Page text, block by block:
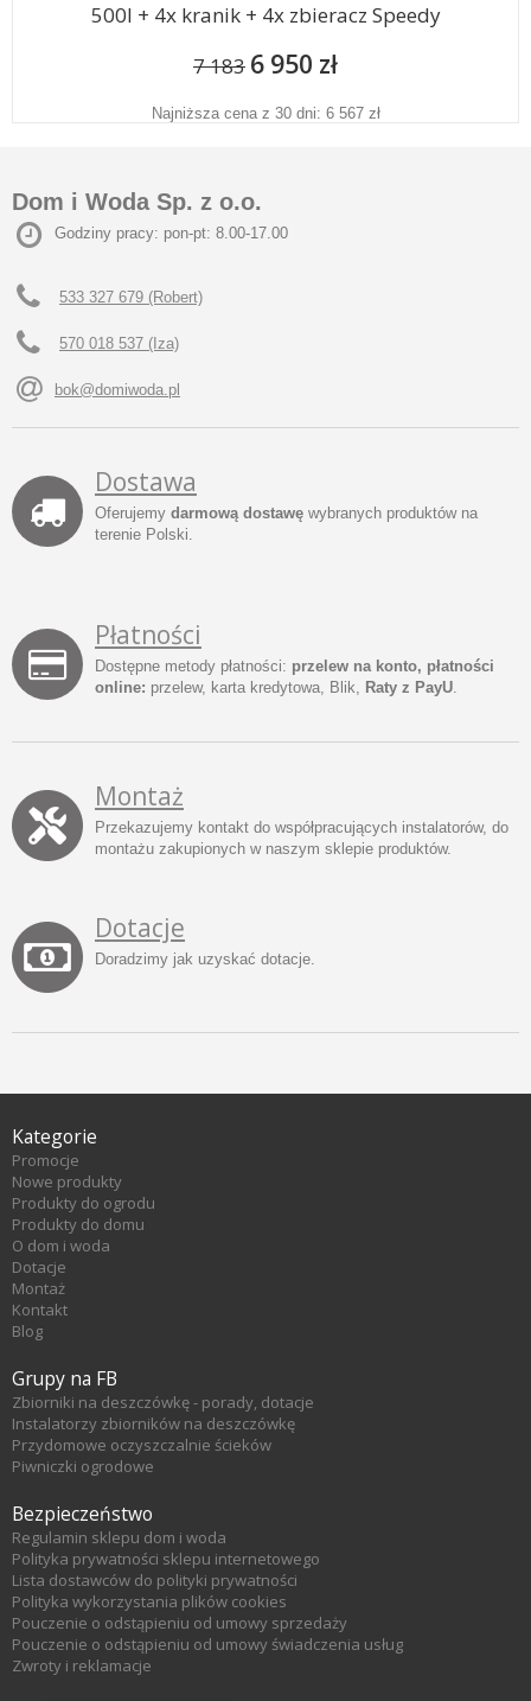
500l + 4x kranik + 4x zbieracz Speedy
7 183 6 950 zł
Najniższa cena z 30 dni: 6 567 zł
Dom i Woda Sp. z o.o.
Godziny pracy: pon-pt: 8.00-17.00
533 327 679 (Robert)
570 018 537 (Iza)
bok@domiwoda.pl
Dostawa
Oferujemy darmową dostawę wybranych produktów na
terenie Polski.
Płatności
Dostępne metody płatności: przelew na konto, płatności
online: przelew, karta kredytowa, Blik, Raty z PayU.
Montaż
Przekazujemy kontakt do współpracujących instalatorów, do
montażu zakupionych w naszym sklepie produktów.
Dotacje
Doradzimy jak uzyskać dotacje.
Kategorie
Promocje
Nowe produkty
Produkty do ogrodu
Produkty do domu
O dom i woda
Dotacje
Montaż
Kontakt
Blog
Grupy na FB
Zbiorniki na deszczówkę - porady, dotacje
Instalatorzy zbiorników na deszczówkę
Przydomowe oczyszczalnie ścieków
Piwniczki ogrodowe
Bezpieczeństwo
Regulamin sklepu dom i woda
Polityka prywatności sklepu internetowego
Lista dostawców do polityki prywatności
Polityka wykorzystania plików cookies
Pouczenie o odstąpieniu od umowy sprzedaży
Pouczenie o odstąpieniu od umowy świadczenia usług
Zwroty i reklamacje